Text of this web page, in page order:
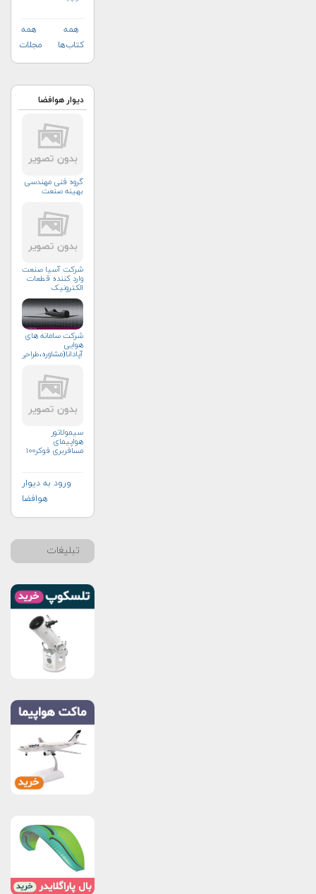
همه
کتاب‌ها
همه
مجلات
دیوار هوافضا
گروه فنی مهندسی
بهینه صنعت
شرکت آسیا صنعت
وارد کننده قطعات
الکترونیک
شرکت سامانه های
هوایی
سیمولاتور
هواپیمای
مسافربری فوکر۱۰۰
ورود به دیوار
هوافضا
تبلیغات